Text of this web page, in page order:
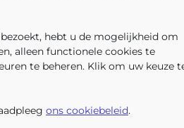
hebt u de mogelijkheid om
alleen functionele cookies te
te beheren. Klik om uw keuze
ons cookiebeleid.